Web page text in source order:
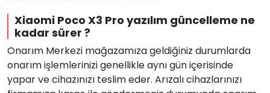
Xiaomi Poco X3 Pro yazılım güncelleme ne
kadar sürer ?
Onarım Merkezi mağazamıza geldiğiniz durumlarda
onarım işlemlerinizi genellikle aynı gün içerisinde
yapar ve cihazınızı teslim eder. Arızalı cihazlarınızı